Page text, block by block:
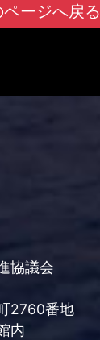
ージへ戻る
協議会
2760番地
内